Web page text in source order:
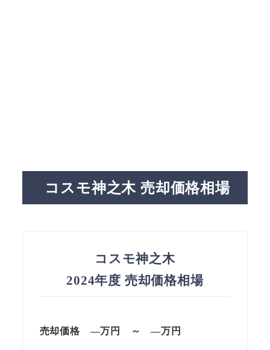
コスモ神之木 売却価格相場
コスモ神之木
2024年度 売却価格相場
売却価格 —万円 ～—万円